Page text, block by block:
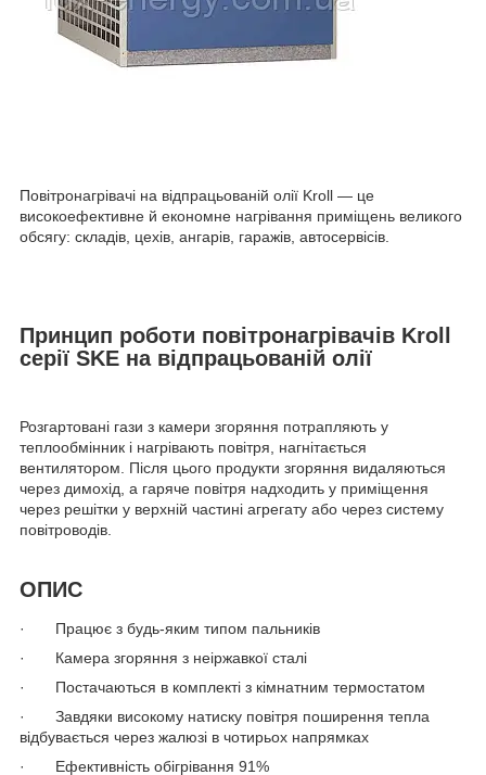
Повітронагрівачі на відпрацьованій олії Kroll — це
високоефективне й економне нагрівання приміщень великого
обсягу: складів, цехів, ангарів, гаражів, автосервісів.
Принцип роботи повітронагрівачів Kroll
серії SKE на відпрацьованій олії
Розгартовані гази з камери згоряння потрапляють у
теплообмінник і нагрівають повітря, нагнітається
вентилятором. Після цього продукти згоряння видаляються
через димохід, а гаряче повітря надходить у приміщення
через решітки у верхній частині агрегату або через систему
повітроводів.
ОПИС
· Працює з будь-яким типом пальників
· Камера згоряння з неіржавкої сталі
· Постачаються в комплекті з кімнатним термостатом
· Завдяки високому натиску повітря поширення тепла
відбувається через жалюзі в чотирьох напрямках
· Ефективність обігрівання 91%